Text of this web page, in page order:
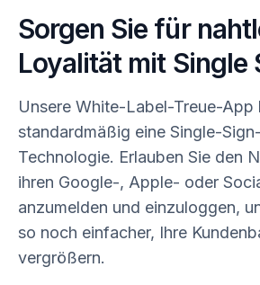
Sorgen Sie für
Loyalität mit Single
Unsere White-Label-Treue-App
standardmäßig eine Single-
Technologie. Erlauben Sie den
ihren Google-, Apple- oder
anzumelden und einzuloggen,
so noch einfacher, Ihre
vergrößern.